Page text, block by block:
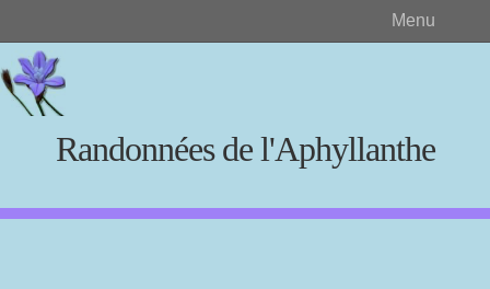
Randonnées de l'Aphyllanthe
Menu